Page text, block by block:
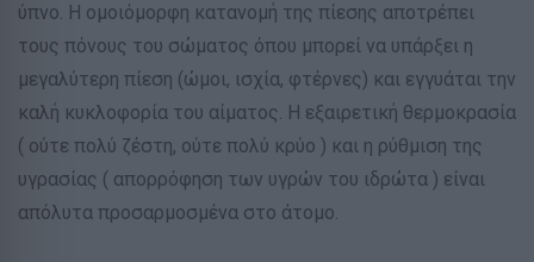
ύπνο. Η ομοιόμορφη κατανομή της πίεσης αποτρέπει
τους πόνους του σώματος όπου μπορεί να υπάρξει η
μεγαλύτερη πίεση (ώμοι, ισχία, φτέρνες) και εγγυάται την
καλή κυκλοφορία του αίματος. Η εξαιρετική θερμοκρασία
( ούτε πολύ ζέστη, ούτε πολύ κρύο ) και η ρύθμιση της
υγρασίας ( απορρόφηση των υγρών του ιδρώτα ) είναι
απόλυτα προσαρμοσμένα στο άτομο.